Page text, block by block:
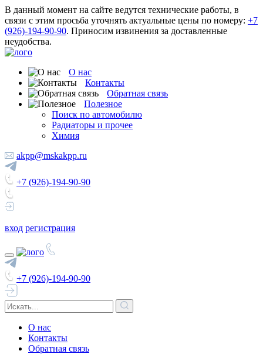
В данный момент на сайте ведутся технические работы, в
связи с этим просьба уточнять актуальные цены по номеру: +7
(926)-194-90-90. Приносим извинения за доставленные
неудобства.
О нас
Контакты
Обратная связь
Полезное
Поиск по автомобилю
Радиаторы и прочее
Химия
akpp@mskakpp.ru
+7 (926)-194-90-90
вход регистрация
+7 (926)-194-90-90
О нас
Контакты
Обратная связь